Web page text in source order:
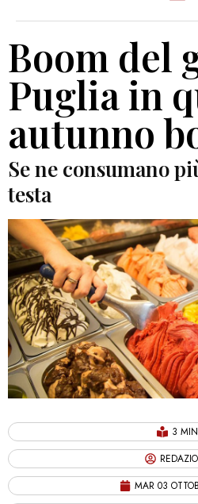
Boom del
Puglia in
autunno
Se ne consumano
testa
3 MIN
MAR 03